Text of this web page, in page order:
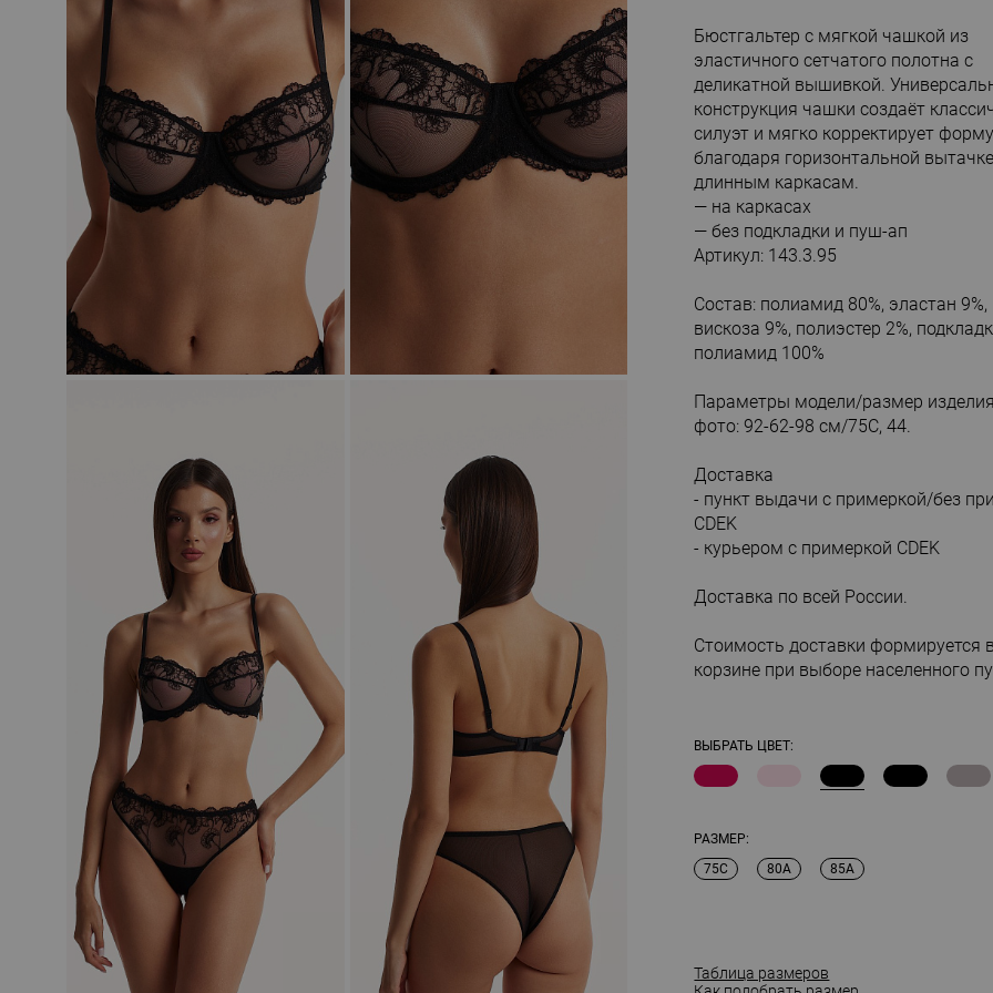
Бюстгальтер с мягкой чашкой из
эластичного сетчатого полотна с
деликатной вышивкой.
конструкция чашки создаёт
силуэт и мягко корректирует
благодаря горизонтальной
длинным каркасам.
— на каркасах
— без подкладки и пуш-ап
Артикул: 143.3.95
Состав: полиамид 80%, эластан 9%,
вискоза 9%, полиэстер 2%,
полиамид 100%
Параметры модели/размер
фото: 92-62-98 см/75С, 44.
Доставка
- пункт выдачи с примеркой/без
CDEK
- курьером с примеркой CDEK
Доставка по всей России.
Стоимость доставки формируется в
корзине при выборе населенного
ВЫБРАТЬ ЦВЕТ:
РАЗМЕР:
75C
80A 85A
Таблица размеров